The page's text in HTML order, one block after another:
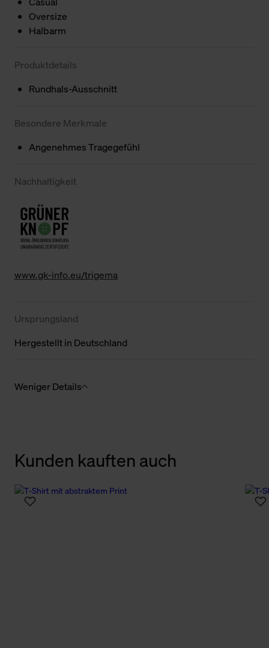
Oversize
Halbarm
Produktdetails
Rundhals-Ausschnitt
Besondere Merkmale
Angenehmes Tragegefühl
Nachhaltigkeit
www.gk-info.eu/trigema
Ursprungsland
Hergestellt in Deutschland
Weniger Details
Kunden kauften auch